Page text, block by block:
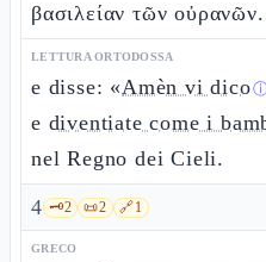
βασιλείαν τῶν οὐρανῶν.
LETTURA ORTODOSSA
e disse: «Amèn vi dico
e diventiate come i
nel Regno dei Cieli.
4 🗝️2 📜2 🔗1
GRECO